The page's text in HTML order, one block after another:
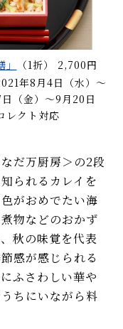
（1折） 2,700円
年8月4日（水）～
（金）〜9月20日
レクト対応
だ万厨房＞の2段
られるカレイを
がおめでたい海
物などのおかず
秋の味覚を代表
感が感じられる
ふさわしい華や
ちにいながら料